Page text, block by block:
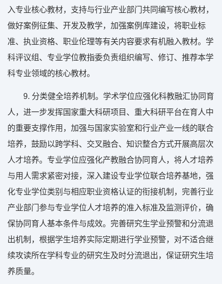
入专业核心教材，支持与行业产业部门共同编写核心教材，
做好案例征集、开发及教学，加强案例库建设，将职业标
准、执业资格、职业伦理等有关内容要求有机融入教材。学
科评议组、专业学位教指委负责组织编写、修订、推荐本学
科专业领域的核心教材。
9. 分类健全培养机制。学术学位应强化科教融汇协同育
人，进一步发挥国家重大科研项目、重大科研平台在育人中
的重要支撑作用，加强与国家实验室和行业产业一线的联合
培养，鼓励以跨学科、交叉融合、知识整合方式开展高层次
人才培养。专业学位应强化产教融合协同育人，将人才培养
与用人需求紧密对接，深入建设专业学位联合培养基地，强
化专业学位类别与相应职业资格认证的衔接机制，完善行业
产业部门参与专业学位人才培养的准入标准及监测评价，确
保协同育人基本条件与成效。完善研究生学业预警和分流退
出机制，根据学生培养实际定期进行学业预警，对不适合继
续攻读所在学科专业的研究生及时分流退出，保证研究生培
养质量。